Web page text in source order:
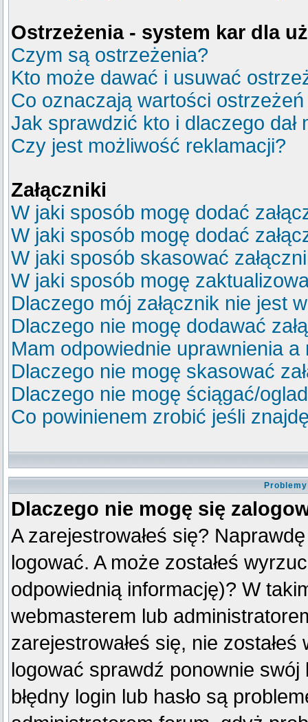
Ostrzeżenia - system kar dla
Czym są ostrzeżenia?
Kto może dawać i usuwać
Co oznaczają wartości
Jak sprawdzić kto i dlaczego dał
Czy jest możliwość reklamacji?
Załączniki
W jaki sposób mogę dodać
W jaki sposób mogę dodać
W jaki sposób skasować
W jaki sposób mogę
Dlaczego mój załącznik nie jest
Dlaczego nie mogę dodawać
Mam odpowiednie uprawnienia
Dlaczego nie mogę skasować
Dlaczego nie mogę ściągać/
Co powinienem zrobić jeśli
Dlaczego nie mogę się
A zarejestrowałeś się?
logować. A może zostałeś
odpowiednią informację)? W
webmasterem lub
zarejestrowałeś się, nie
logować sprawdź ponownie swój
błędny login lub hasło są